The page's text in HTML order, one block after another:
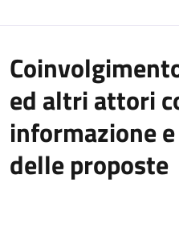
ed altri attori
informazione
delle proposte